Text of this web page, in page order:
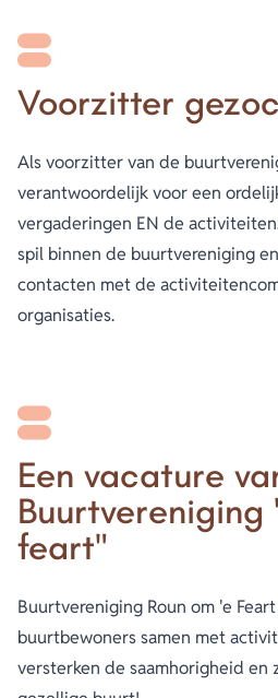
Voorzitter
Als voorzitter van de
verantwoordelijk voor een
vergaderingen EN de
spil binnen de buurtvereniging
contacten met de
organisaties.
Een vacature
Buurtvereniging
feart"
Buurtvereniging Roun om 'e
buurtbewoners samen met
versterken de saamhorigheid en